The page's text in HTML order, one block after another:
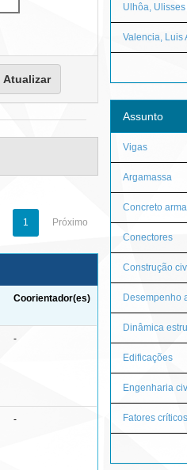
1 Próximo
Coorientador(es)
-
-
Ulhôa,
Valencia, Luis
Assunto
Vigas
Argamassa
Concreto
Conectores
Construção
Desempenho
Dinâmica
Edificações
Engenharia
Fatores